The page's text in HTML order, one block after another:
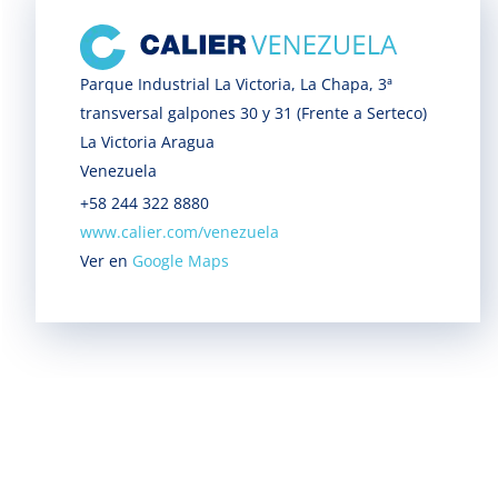
Parque Industrial La Victoria, La Chapa, 3ª
transversal galpones 30 y 31 (Frente a Serteco)
La Victoria Aragua
Venezuela
+58 244 322 8880
www.calier.com/venezuela
Ver en Google Maps